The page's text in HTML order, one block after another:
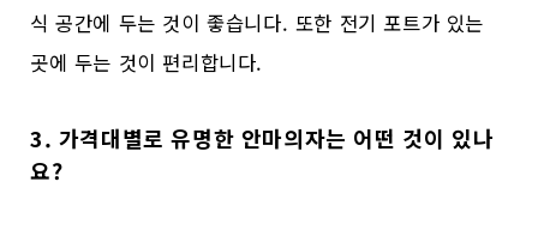
식 공간에 두는 것이 좋습니다. 또한 전기 포트가 있는
곳에 두는 것이 편리합니다.
3. 가격대별로 유명한 안마의자는 어떤 것이 있나
요?